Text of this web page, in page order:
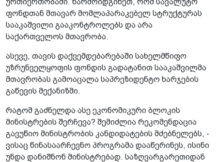
ურთიერთობაში. წარმოიდგინეთ, რომ სავალუტო
ფონდთან მთავარ მომლაპარაკებელ სტრუქტურას
სააკაშვილი გააკონტროლებს და არა
საქართველოს მთავრობა.
ასევე, თავის დაქვემდებარებაში სახელმწიფო
უზრუნველყოფის ფონდის გადატანით სააკაშვილმა
მთავრობას გამოაცალა საპრეზიდენტო ხარჯების
გაწევის მექანიზმი.
რატომ გაძნელდა ასე ეკონომიკური ბლოკის
მინისტრების შერჩევა? შემიძლია რეკომენდაცია
გავუწიო მინისტრობის კანდიდატების მძებნელებს, -
ვისაც წინასაარჩევნო პროგრამა დააწერინეს, ისინი
უნდა დანიშნონ მინისტრებად. საზღვარგარეთიდან